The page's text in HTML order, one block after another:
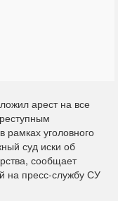
арест на все
уголовного
суд иски об
сообщает
на пресс-службу СУ